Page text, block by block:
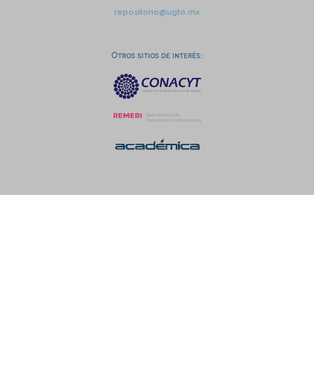
repositorio@ugto.mx
Otros sitios de interés: